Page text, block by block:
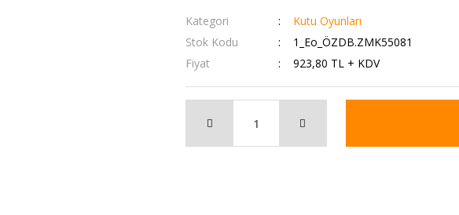
Kategori
Kutu Oyunları
Stok Kodu
1_Eo_ÖZDB.ZMK55081
Fiyat
923,80 TL + KDV